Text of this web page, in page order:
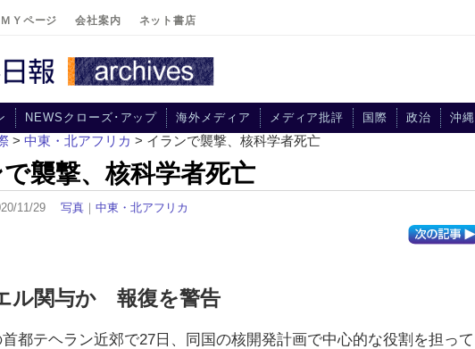
Ｙページ 会社案内 ネット書店
NEWSクローズ･アップ 海外メディア メディア批評 国際 政治 沖縄
> 中東・北アフリカ > イランで襲撃、核科学者死亡
襲撃、核科学者死亡
11/29 写真 ｜ 中東・北アフリカ
ル関与か 報復を警告
都テヘラン近郊で27日、同国の核開発計画で中心的な役割を担って